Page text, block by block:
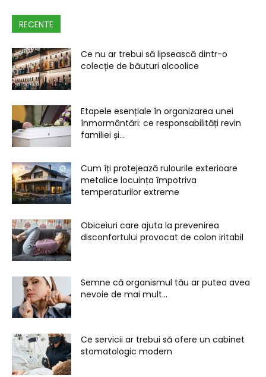
RECENTE
Ce nu ar trebui să lipsească dintr-o
colecție de băuturi alcoolice
Etapele esențiale în organizarea unei
înmormântări: ce responsabilități revin
familiei și...
Cum îți protejează rulourile exterioare
metalice locuința împotriva
temperaturilor extreme
Obiceiuri care ajuta la prevenirea
disconfortului provocat de colon iritabil
Semne că organismul tău ar putea avea
nevoie de mai mult...
Ce servicii ar trebui să ofere un cabinet
stomatologic modern